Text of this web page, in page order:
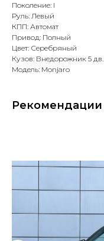
Поколение: I
Руль: Левый
КПП: Автомат
Привод: Полный
Цвет: Серебряный
Кузов: Внедорожник 5 дв.
Модель: Monjaro
Рекомендации